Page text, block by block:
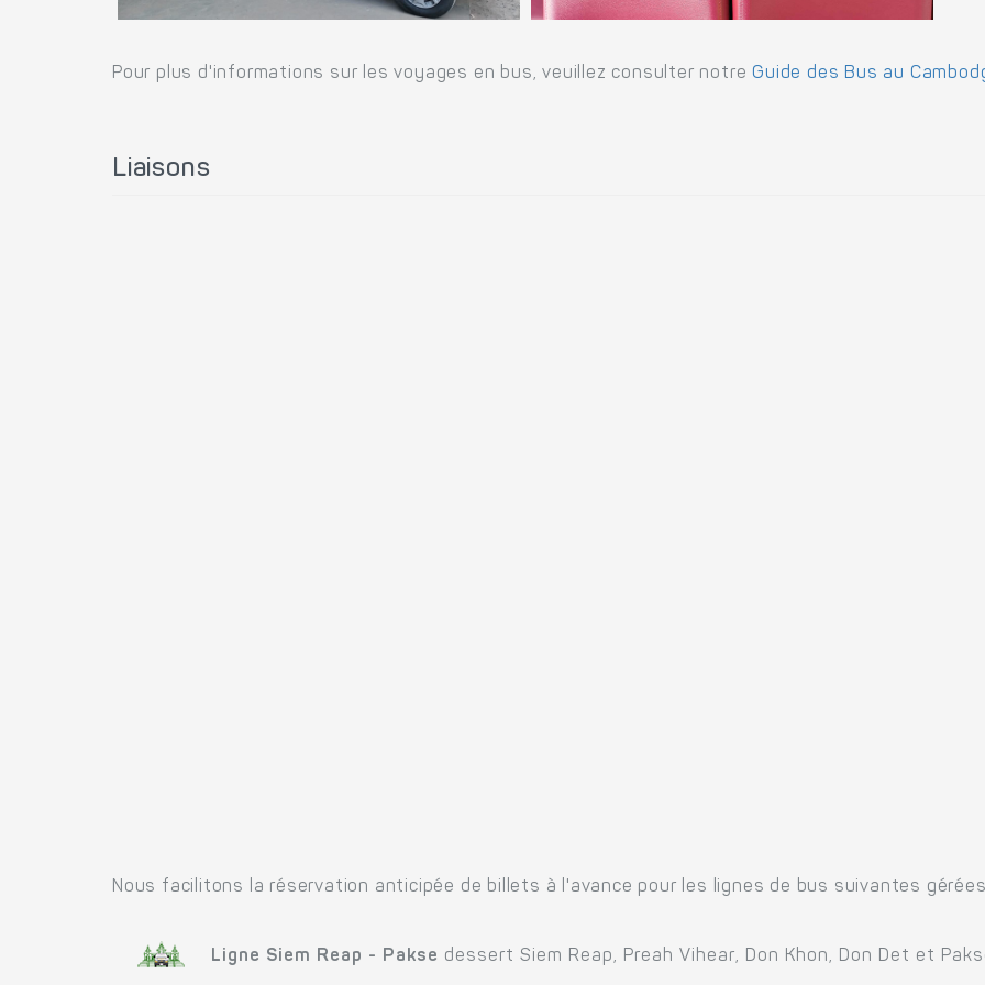
Pour plus d'informations sur les voyages en bus, veuillez consulter notreGuide des Bus au
Liaisons
Nous facilitons la réservation anticipée de billets à l'avance pour les lignes de bus suivantes
Ligne Siem Reap - Pakse dessert Siem Reap, Preah Vihear, Don Khon, Don Det et